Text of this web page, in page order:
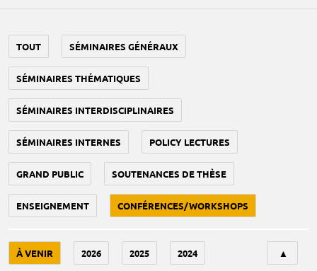
TOUT SÉMINAIRES GÉNÉRAUX
SÉMINAIRES THÉMATIQUES
SÉMINAIRES INTERDISCIPLINAIRES
SÉMINAIRES INTERNES POLICY LECTURES
GRAND PUBLIC SOUTENANCES DE THÈSE
ENSEIGNEMENT CONFÉRENCES/WORKSHOPS
À VENIR 2026 2025 2024 ▲